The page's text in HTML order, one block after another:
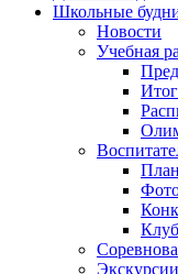
Школьные
Новости
Учебная
Экскурсии